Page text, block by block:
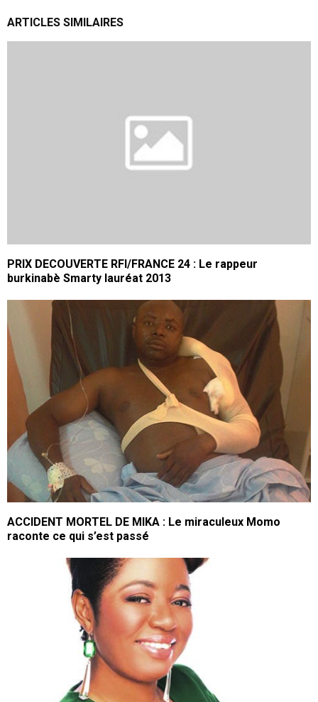
ARTICLES SIMILAIRES
PRIX DECOUVERTE RFI/FRANCE 24 : Le rappeur
burkinabè Smarty lauréat 2013
ACCIDENT MORTEL DE MIKA : Le miraculeux Momo
raconte ce qui s’est passé